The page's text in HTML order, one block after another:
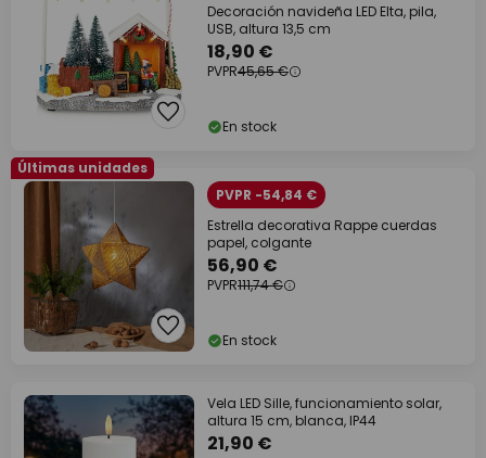
Decoración navideña LED Elta, pila,
USB, altura 13,5 cm
18,90 €
PVPR45,65 €
En stock
Últimas unidades
PVPR -54,84 €
Estrella decorativa Rappe cuerdas
papel, colgante
56,90 €
PVPR111,74 €
En stock
Vela LED Sille, funcionamiento solar,
altura 15 cm, blanca, IP44
21,90 €